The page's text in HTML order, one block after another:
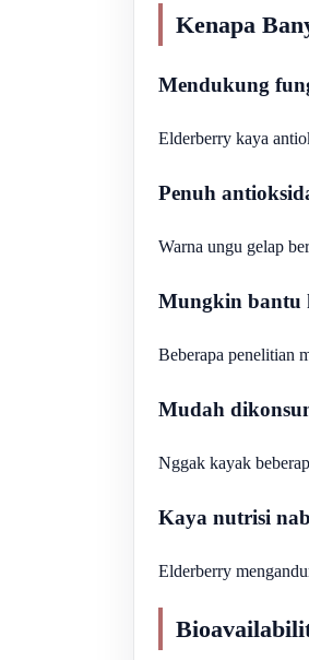
Kenapa
Mendukung
Elderberry kaya
Penuh
Warna ungu gelap
Mungkin bantu
Beberapa penelitian
Mudah
Nggak kayak
Kaya nutrisi
Elderberry